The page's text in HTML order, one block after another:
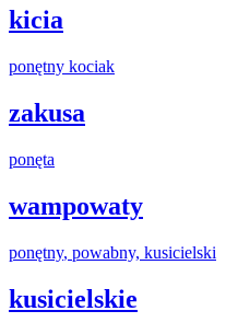
kicia
ponętny kociak
zakusa
ponęta
wampowaty
ponętny, powabny, kusicielski
kusicielskie